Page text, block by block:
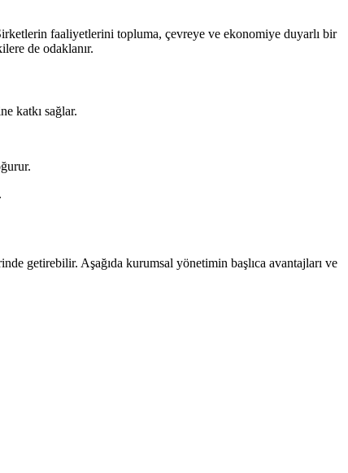
faaliyetlerini topluma, çevreye ve ekonomiye duyarlı bir
de odaklanır.
katkı sağlar.
getirebilir. Aşağıda kurumsal yönetimin başlıca avantajları ve